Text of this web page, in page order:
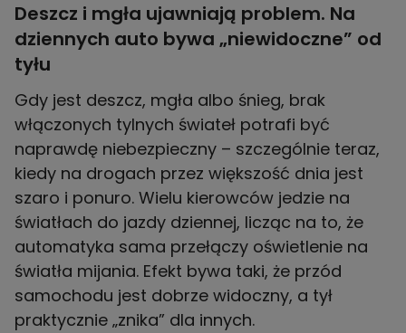
Deszcz i mgła ujawniają problem. Na
dziennych auto bywa „niewidoczne” od
tyłu
Gdy jest deszcz, mgła albo śnieg, brak
włączonych tylnych świateł potrafi być
naprawdę niebezpieczny – szczególnie teraz,
kiedy na drogach przez większość dnia jest
szaro i ponuro. Wielu kierowców jedzie na
światłach do jazdy dziennej, licząc na to, że
automatyka sama przełączy oświetlenie na
światła mijania. Efekt bywa taki, że przód
samochodu jest dobrze widoczny, a tył
praktycznie „znika” dla innych.